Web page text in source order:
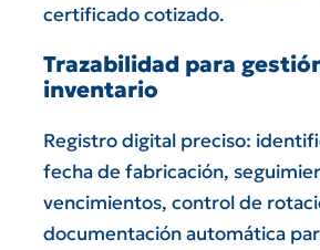
certificado cotizado.
Trazabilidad para
inventario
Registro digital preciso:
fecha de fabricación,
vencimientos, control de
documentación automática